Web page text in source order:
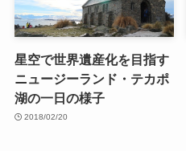
星空で世界遺産化を目指す
ニュージーランド・テカポ
湖の一日の様子
2018/02/20